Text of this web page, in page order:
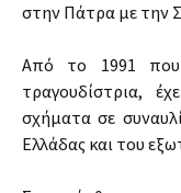
στην Πάτρα με την
Από το 1991 που
τραγουδίστρια,
σχήματα σε
Ελλάδας και του